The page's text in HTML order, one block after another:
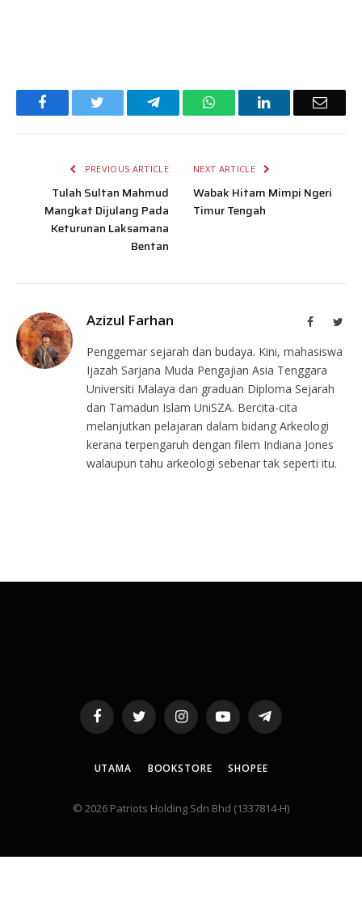
Facebook TelegramWhatsAppLinkedIn Email
PREVIOUS ARTICLE
Tulah Sultan Mahmud
Mangkat Dijulang Pada
Keturunan Laksamana
Bentan
NEXT ARTICLE
Wabak Hitam Mimpi Ngeri
Timur Tengah
Azizul Farhan Facebook
Penggemar sejarah dan budaya. Kini, mahasiswa
Ijazah Sarjana Muda Pengajian Asia Tenggara
Universiti Malaya dan graduan Diploma Sejarah
dan Tamadun Islam UniSZA. Bercita-cita
melanjutkan pelajaran dalam bidang Arkeologi
kerana terpengaruh dengan filem Indiana Jones
walaupun tahu arkeologi sebenar tak seperti itu.
FacebookTwitter InstagramYouTubeTelegram
UTAMA BOOKSTORE SHOPEE
© 2026 Patriots Holding Sdn Bhd (1337814-H)